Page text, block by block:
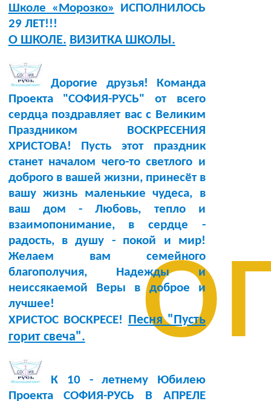
Школе «Морозко» ИСПОЛНИЛОСЬ
29 ЛЕТ!!!
О ШКОЛЕ. ВИЗИТКА ШКОЛЫ.
Дорогие друзья! Команда
Проекта "СОФИЯ-РУСЬ" от всего
сердца поздравляет вас с Великим
Праздником ВОСКРЕСЕНИЯ
ХРИСТОВА! Пусть этот праздник
станет началом чего-то светлого и
доброго в вашей жизни, принесёт в
вашу жизнь маленькие чудеса, в
ваш дом - Любовь, тепло и
взаимопонимание, в сердце -
радость, в душу - покой и мир!
Желаем вам семейного
благополучия, Надежды и
неиссякаемой Веры в доброе и
лучшее!
ХРИСТОС ВОСКРЕСЕ! Песня "Пусть
горит свеча".
К 10 - летнему Юбилею
Проекта СОФИЯ-РУСЬ В АПРЕЛЕ